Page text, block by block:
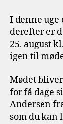
I denne uge
derefter er
25. august
igen til
Mødet
for få dage
Andersen
som du kan